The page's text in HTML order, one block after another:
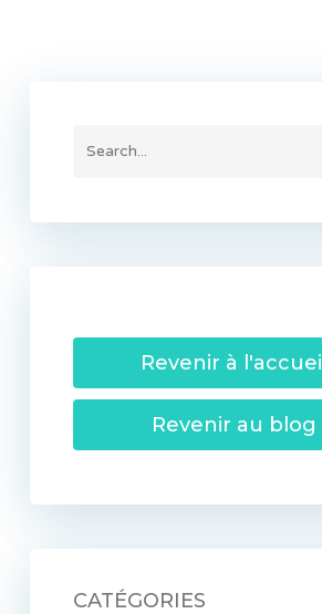
Revenir à l'accueil
Revenir au blog
CATÉGORIES